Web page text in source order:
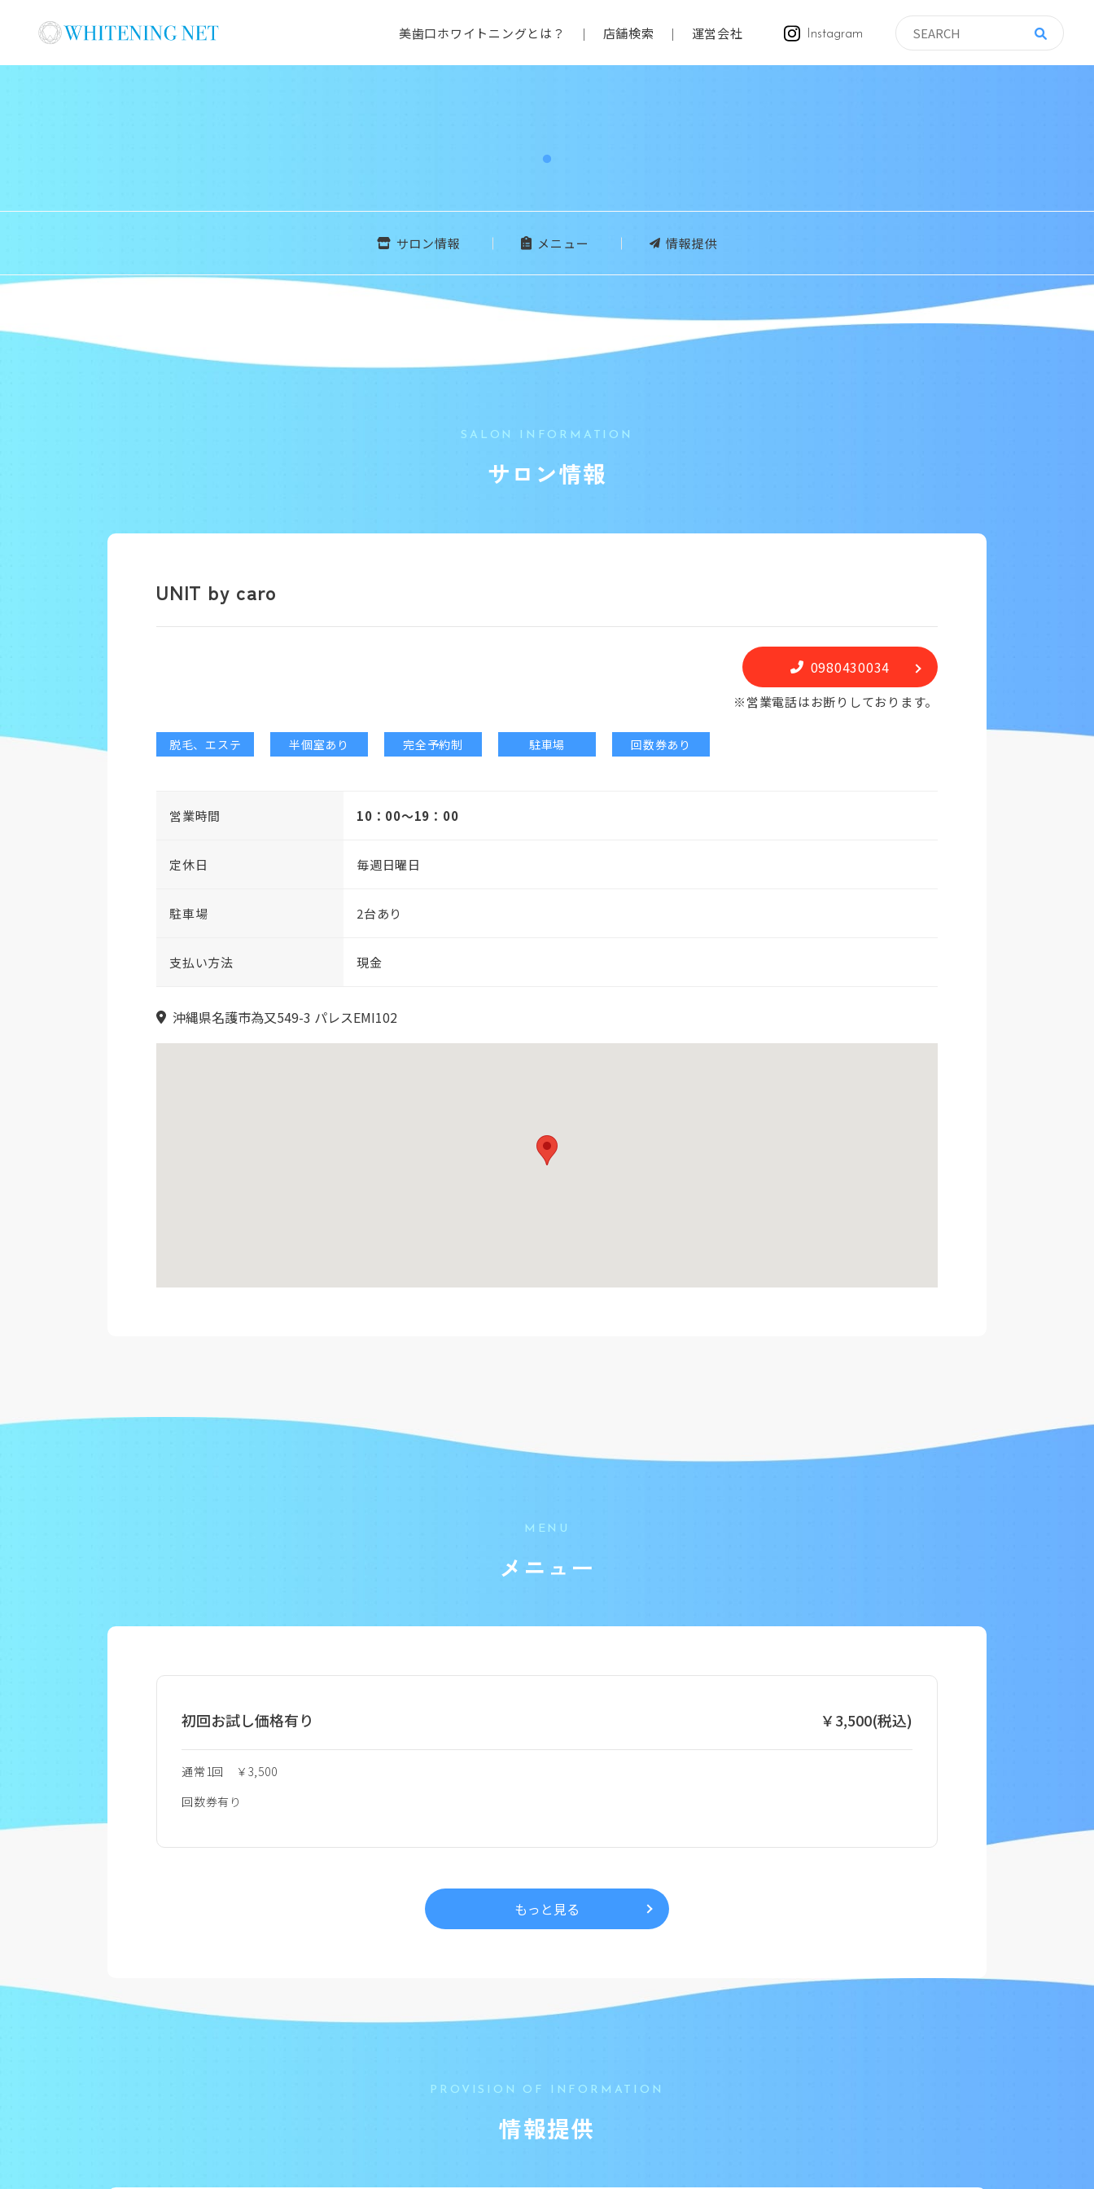
美歯口ホワイトニングとは？ 店舗検索 運営会社 Instagram
サロン情報 メニュー 情報提供
SALON INFORMATION
サロン情報
UNIT by caro
0980430034
※営業電話はお断りしております。
脱毛、エステ 半個室あり 完全予約制 駐車場 回数券あり
営業時間 10：00～19：00
定休日 毎週日曜日
駐車場 2台あり
支払い方法 現金
沖縄県名護市為又549-3 パレスEMI102
MENU
メニュー
初回お試し価格有り ￥3,500(税込)
通常1回 ￥3,500
回数券有り
もっと見る
PROVISION OF INFORMATION
情報提供